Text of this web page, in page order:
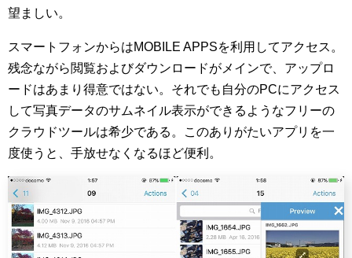
望ましい。
スマートフォンからはMOBILE APPSを利用してアクセス。
残念ながら閲覧およびダウンロードがメインで、アップロ
ードはあまり得意ではない。それでも自分のPCにアクセス
して写真データのサムネイル表示ができるようなフリーの
クラウドツールは希少である。このありがたいアプリを一
度使うと、手放せなくなるほど便利。